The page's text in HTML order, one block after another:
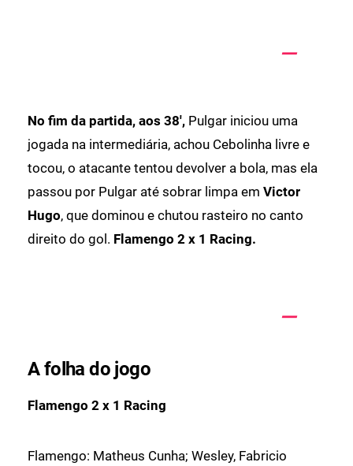
No fim da partida, aos 38', Pulgar iniciou uma
jogada na intermediária, achou Cebolinha livre e
tocou, o atacante tentou devolver a bola, mas ela
passou por Pulgar até sobrar limpa em Victor
Hugo, que dominou e chutou rasteiro no canto
direito do gol. Flamengo 2 x 1 Racing.
A folha do jogo
Flamengo 2 x 1 Racing
Flamengo: Matheus Cunha; Wesley, Fabricio